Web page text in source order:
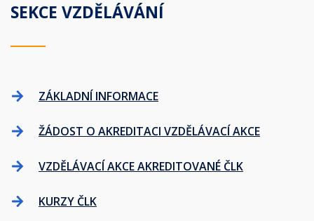
SEKCE VZDĚLÁVÁNÍ
ZÁKLADNÍ INFORMACE
ŽÁDOST O AKREDITACI VZDĚLÁVACÍ AKCE
VZDĚLÁVACÍ AKCE AKREDITOVANÉ ČLK
KURZY ČLK